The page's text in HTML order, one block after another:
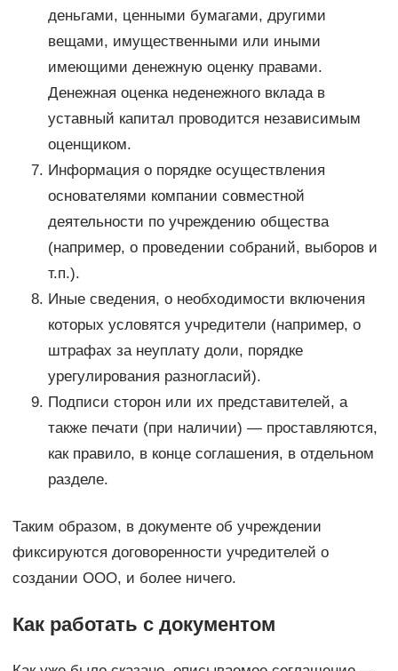
деньгами, ценными бумагами, другими
вещами, имущественными или иными
имеющими денежную оценку правами.
Денежная оценка неденежного вклада в
уставный капитал проводится независимым
оценщиком.
Информация о порядке осуществления
основателями компании совместной
деятельности по учреждению общества
(например, о проведении собраний, выборов и
т.п.).
Иные сведения, о необходимости включения
которых условятся учредители (например, о
штрафах за неуплату доли, порядке
урегулирования разногласий).
Подписи сторон или их представителей, а
также печати (при наличии) — проставляются,
как правило, в конце соглашения, в отдельном
разделе.
Таким образом, в документе об учреждении
фиксируются договоренности учредителей о
создании ООО, и более ничего.
Как работать с документом